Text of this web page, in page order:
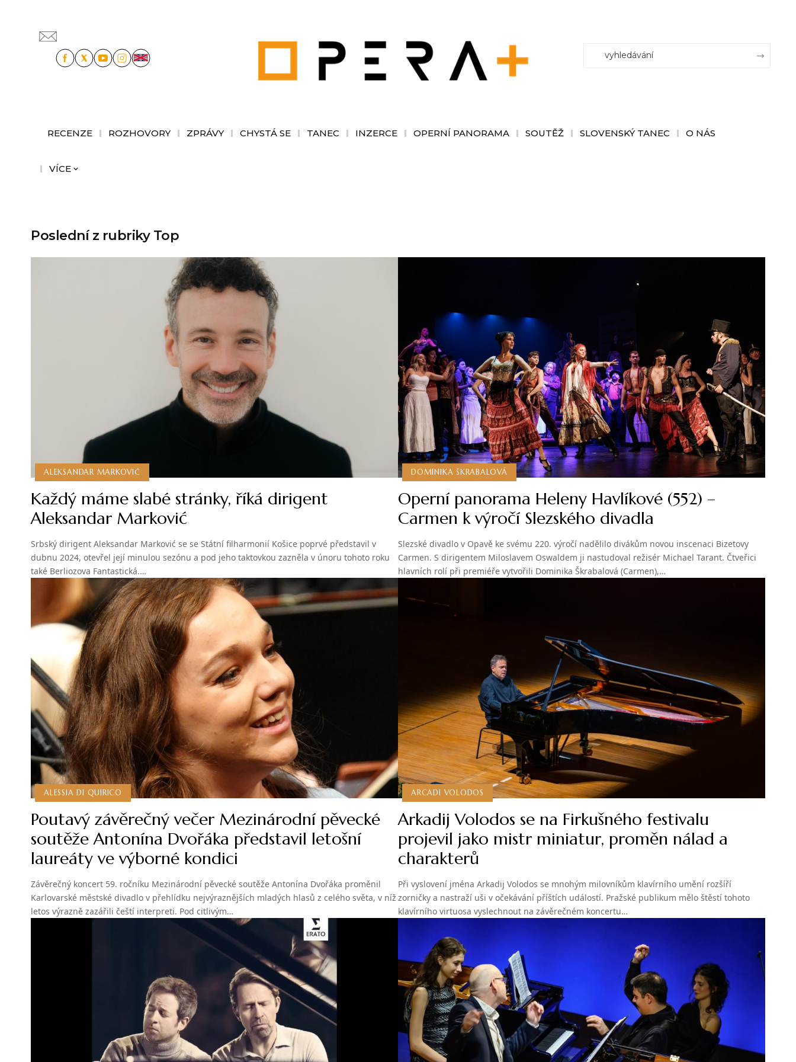
RECENZE ROZHOVORY ZPRÁVY CHYSTÁ SE TANEC INZERCE OPERNÍ PANORAMA SOUTĚŽ SLOVENSKÝ TANEC O NÁS
VÍCE
Poslední z rubriky Top
ALEKSANDAR MARKOVIĆ
Každý máme slabé stránky, říká dirigent
Aleksandar Marković
Srbský dirigent Aleksandar Marković se se Státní filharmonií Košice poprvé představil v
dubnu 2024, otevřel její minulou sezónu a pod jeho taktovkou zazněla v únoru tohoto roku
také Berliozova Fantastická.…
DOMINIKA ŠKRABALOVÁ
Operní panorama Heleny Havlíkové (552) –
Carmen k výročí Slezského divadla
Slezské divadlo v Opavě ke svému 220. výročí nadělilo divákům novou inscenaci Bizetovy
Carmen. S dirigentem Miloslavem Oswaldem ji nastudoval režisér Michael Tarant. Čtveřici
hlavních rolí při premiéře vytvořili Dominika Škrabalová (Carmen),…
ALESSIA DI QUIRICO
Poutavý závěrečný večer Mezinárodní pěvecké
soutěže Antonína Dvořáka představil letošní
laureáty ve výborné kondici
Závěrečný koncert 59. ročníku Mezinárodní pěvecké soutěže Antonína Dvořáka proměnil
Karlovarské městské divadlo v přehlídku nejvýraznějších mladých hlasů z celého světa, v níž
letos výrazně zazářili čeští interpreti. Pod citlivým…
ARCADI VOLODOS
Arkadij Volodos se na Firkušného festivalu
projevil jako mistr miniatur, proměn nálad a
charakterů
Při vyslovení jména Arkadij Volodos se mnohým milovníkům klavírního umění rozšíří
zorničky a nastraží uši v očekávání příštích událostí. Pražské publikum mělo štěstí tohoto
klavírního virtuosa vyslechnout na závěrečném koncertu…